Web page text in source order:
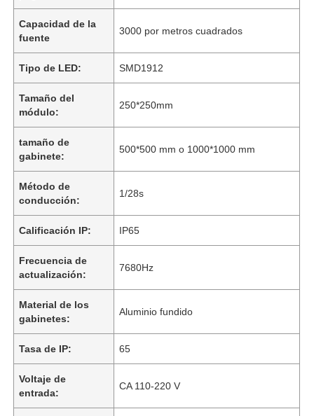
Capacidad de la
fuente
3000 por metros cuadrados
Tipo de LED: SMD1912
Tamaño del
módulo:
250*250mm
tamaño de
gabinete:
500*500 mm o 1000*1000 mm
Método de
conducción:
1/28s
Calificación IP: IP65
Frecuencia de
actualización:
7680Hz
Material de los
gabinetes:
Aluminio fundido
Tasa de IP: 65
Voltaje de
entrada:
CA 110-220 V